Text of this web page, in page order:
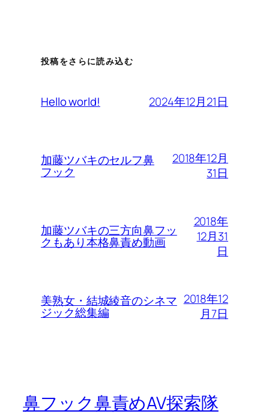
投稿をさらに読み込む
Hello world! 2024年12月21日
加藤ツバキのセルフ鼻
フック
2018年12月
31日
加藤ツバキの三方向鼻フッ
クもあり本格鼻責め動画
2018年
12月31
日
美熟女・結城綾音のシネマ
ジック総集編
2018年12
月7日
鼻フック鼻責めAV探索隊